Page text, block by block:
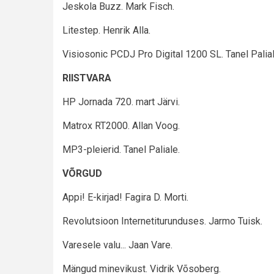
Jeskola Buzz. Mark Fisch.
Litestep. Henrik Alla.
Visiosonic PCDJ Pro Digital 1200 SL. Tanel
RIISTVARA
HP Jornada 720. mart Järvi.
Matrox RT2000. Allan Voog.
MP3-pleierid. Tanel Paliale.
VÕRGUD
Appi! E-kirjad! Fagira D. Morti.
Revolutsioon Internetiturunduses. Jarmo Tuisk.
Varesele valu... Jaan Vare.
Mängud minevikust. Vidrik Võsoberg.